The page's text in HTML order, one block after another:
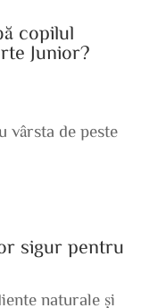
copilul
Junior?
vârsta de peste
sigur pentru
naturale și